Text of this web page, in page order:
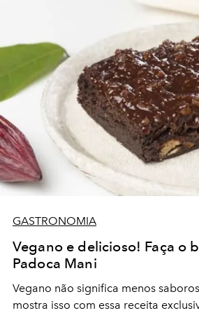
GASTRONOMIA
Vegano e delicioso! Faça o
Padoca Mani
Vegano não significa menos
mostra isso com essa receita